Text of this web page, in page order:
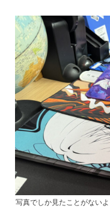
写真でしか見たことがない